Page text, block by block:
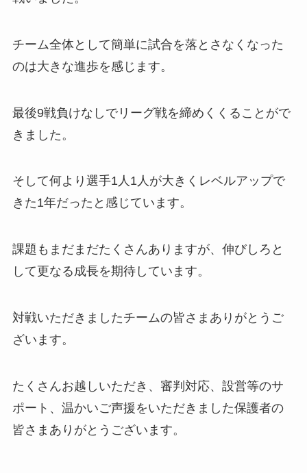
チーム全体として簡単に試合を落とさなくなった
のは大きな進歩を感じます。
最後9戦負けなしでリーグ戦を締めくくることがで
きました。
そして何より選手1人1人が大きくレベルアップで
きた1年だったと感じています。
課題もまだまだたくさんありますが、伸びしろと
して更なる成長を期待しています。
対戦いただきましたチームの皆さまありがとうご
ざいます。
たくさんお越しいただき、審判対応、設営等のサ
ポート、温かいご声援をいただきました保護者の
皆さまありがとうございます。